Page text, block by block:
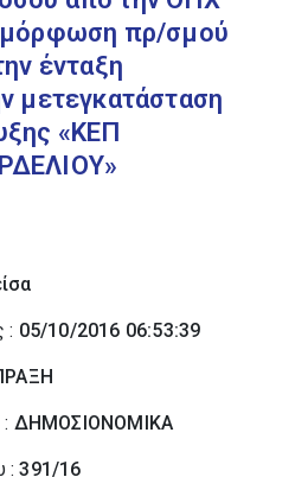
πρ/σμού
ένταξη
μετεγκατάσταση
«ΚΕΠ
: 05/10/2016 06:53:39
ΔΗΜΟΣΙΟΝΟΜΙΚΑ
:391/16